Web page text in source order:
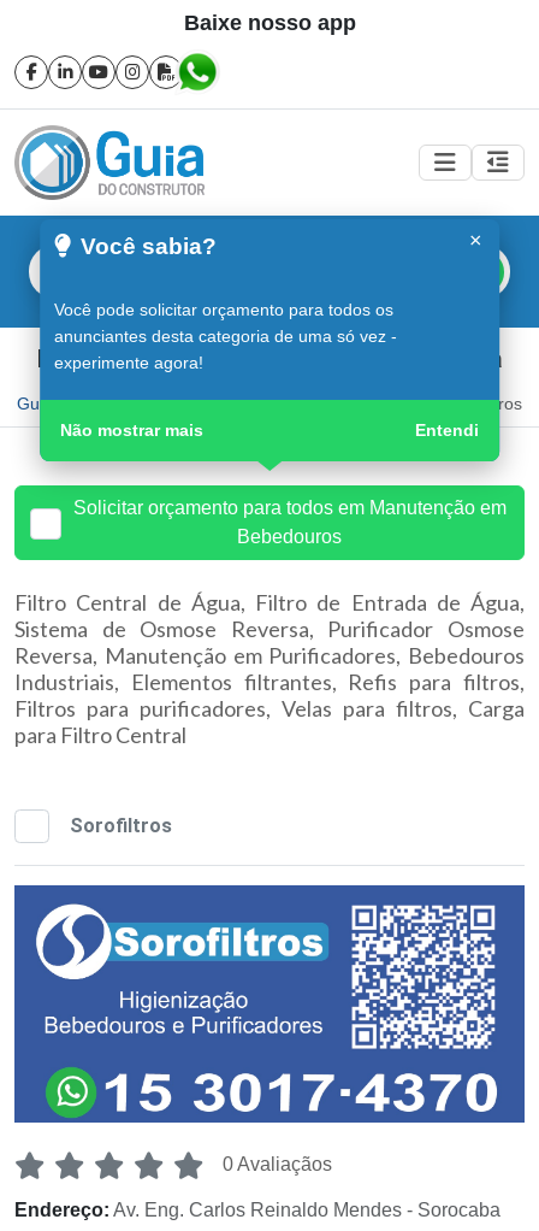
Baixe nosso app
Manutenção em Bebedouros em Sorocaba
Guia do Construtor Guia Digital Manutenção em Bebedouros
Solicitar orçamento para todos em Manutenção em
Bebedouros
×
Você sabia?
Você pode solicitar orçamento para todos os
anunciantes desta categoria de uma só vez -
experimente agora!
Não mostrar mais Entendi
Filtro Central de Água, Filtro de Entrada de Água,
Sistema de Osmose Reversa, Purificador Osmose
Reversa, Manutenção em Purificadores, Bebedouros
Industriais, Elementos filtrantes, Refis para filtros,
Filtros para purificadores, Velas para filtros, Carga
para Filtro Central
Sorofiltros
0 Avaliaçãos
Endereço: Av. Eng. Carlos Reinaldo Mendes - Sorocaba